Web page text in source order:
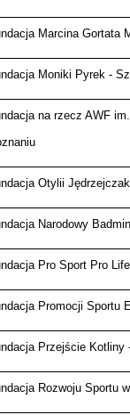
Marcina Gortata
Moniki Pyrek -
na rzecz AWF
Otylii
Narodowy
Pro Sport Pro
Promocji Sportu
Przejście Kotliny
Rozwoju Sportu